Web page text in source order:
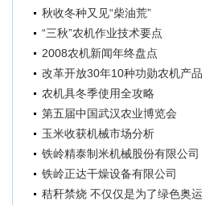
秋收冬种又见“柴油荒”
“三秋”农机作业技术要点
2008农机新闻年终盘点
改革开放30年10种功勋农机产品
农机具冬季使用全攻略
第五届中国武汉农业博览会
玉米收获机械市场分析
铁岭精泰制米机械股份有限公司
铁岭正达干燥设备有限公司
秸秆禁烧 不仅仅是为了绿色奥运